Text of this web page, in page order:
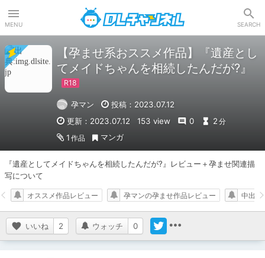
MENU SEARCH
【孕ませ系おススメ作品】『遺産とし
てメイドちゃんを相続したんだが?』
孕マン
投稿：2023.07.12
更新：2023.07.12
153 view 0 2 分
1 作品 マンガ
『遺産としてメイドちゃんを相続したんだが?』レビュー＋孕ませ関連描
写について
いいね 2 ウォッチ 0
オススメ作品レビュー 孕マンの孕ませ作品レビュー 中出し